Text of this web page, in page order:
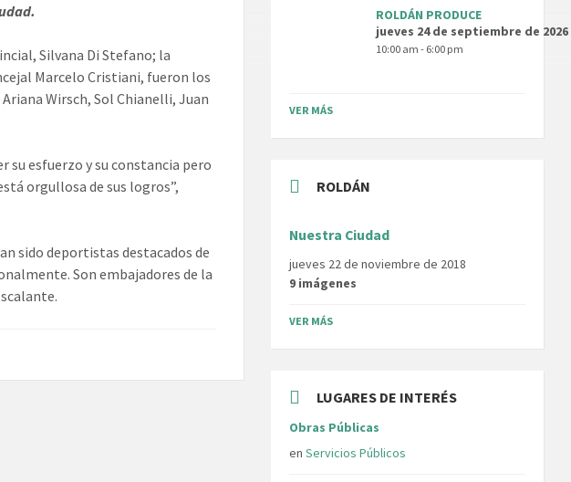
Silvana Di Stefano; la
Marcelo Cristiani, fueron los
Wirsch, Sol Chianelli, Juan
su esfuerzo y su constancia pero
orgullosa de sus logros”,
sido deportistas destacados de
Son embajadores de la
ROLDÁN PRODUCE
jueves 24 de septiembre de 2026
10:00 am - 6:00 pm
VER MÁS
ROLDÁN
Nuestra Ciudad
jueves 22 de noviembre de 2018
9 imágenes
VER MÁS
LUGARES DE INTERÉS
Obras Públicas
enServicios Públicos